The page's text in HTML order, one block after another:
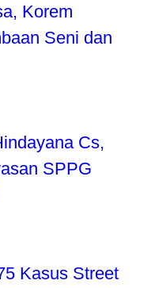
Korem
Seni dan
Cs,
SPPG
Kasus Street